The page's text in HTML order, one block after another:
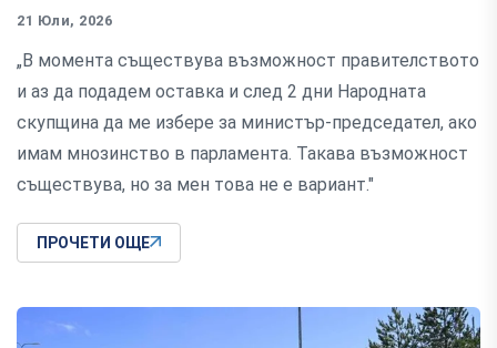
21 Юли, 2026
„В момента съществува възможност правителството
и аз да подадем оставка и след 2 дни Народната
скупщина да ме избере за министър-председател, ако
имам мнозинство в парламента. Такава възможност
съществува, но за мен това не е вариант."
ПРОЧЕТИ ОЩЕ